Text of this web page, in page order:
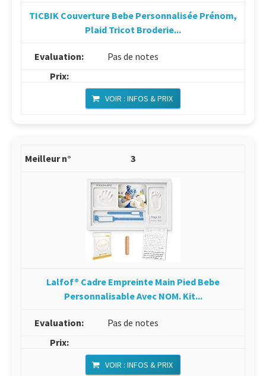
TICBIK Couverture Bebe Personnalisée Prénom,
Plaid Tricot Broderie...
Pas de notes
VOIR : INFOS & PRIX
3
Lalfof® Cadre Empreinte Main Pied Bebe
Personnalisable Avec NOM. Kit...
Pas de notes
VOIR : INFOS & PRIX